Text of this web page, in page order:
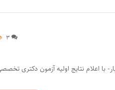
۳
با اعلام نتایج اولیه آزمون دکتری